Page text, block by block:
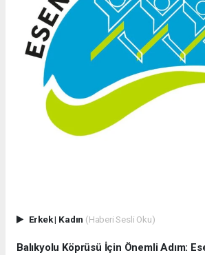
Erkek| Kadın (Haberi Sesli Oku)
Balıkyolu Köprüsü İçin Önemli Adım: